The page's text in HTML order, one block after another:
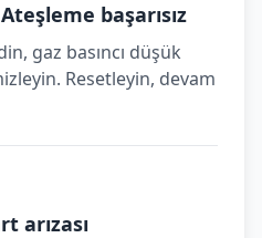
başarısız
gaz basıncı düşük
Resetleyin, devam
arızası